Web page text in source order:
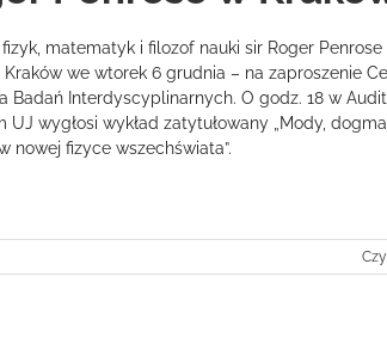
matematyk i filozof nauki sir Roger Penrose
we wtorek 6 grudnia – na zaproszenie
Badań Interdyscyplinarnych. O godz. 18 w
UJ wygłosi wykład zatytułowany „Mody,
nowej fizyce wszechświata”.